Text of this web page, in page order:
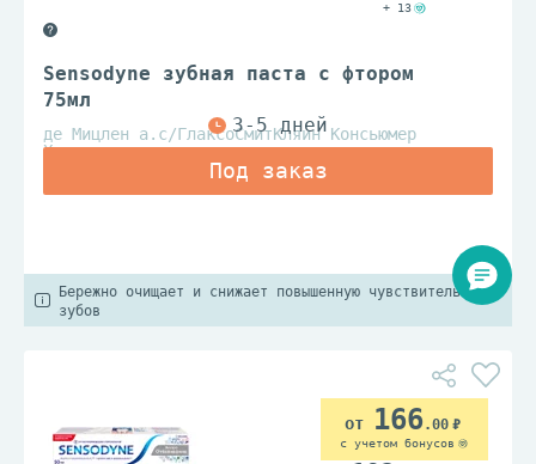
Sensodyne зубная паста с фтором
75мл
де Мицлен а.с/ГлаксоСмитКляин Консьюмер
Хелскер
+ 13
Бережно очищает и снижает повышенную чувствительность
зубов
166.00
с учетом бонусов